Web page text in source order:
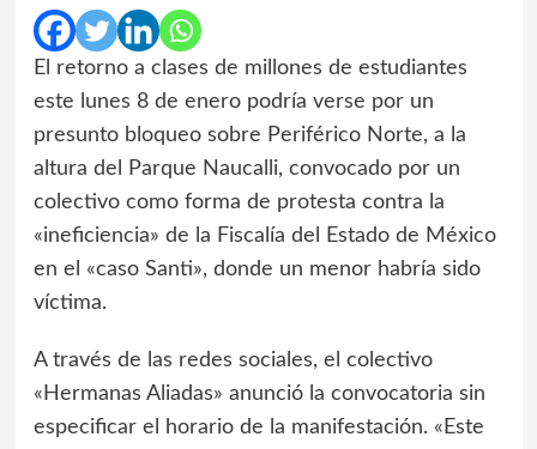
El retorno a clases de millones de estudiantes
este lunes 8 de enero podría verse por un
presunto bloqueo sobre Periférico Norte, a la
altura del Parque Naucalli, convocado por un
colectivo como forma de protesta contra la
«ineficiencia» de la Fiscalía del Estado de México
en el «caso Santi», donde un menor habría sido
víctima.
A través de las redes sociales, el colectivo
«Hermanas Aliadas» anunció la convocatoria sin
especificar el horario de la manifestación. «Este